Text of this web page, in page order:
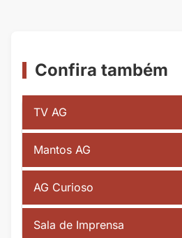
Confira também
TV AG
Mantos AG
AG Curioso
Sala de Imprensa